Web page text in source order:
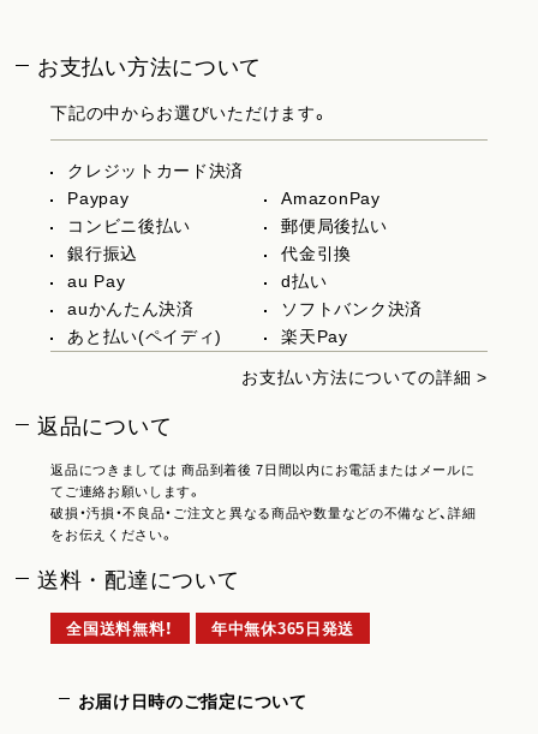
お支払い方法について
下記の中からお選びいただけます。
クレジットカード決済
Paypay
AmazonPay
コンビニ後払い
郵便局後払い
銀行振込
代金引換
au Pay
d払い
auかんたん決済
ソフトバンク決済
あと払い(ペイディ)
楽天Pay
お支払い方法についての詳細 >
返品について
返品につきましては 商品到着後 7日間以内にお電話またはメールに
てご連絡お願いします。
破損・汚損・不良品・ご注文と異なる商品や数量などの不備など、詳細
をお伝えください。
送料・配達について
全国送料無料！ 年中無休365日発送
お届け日時のご指定について